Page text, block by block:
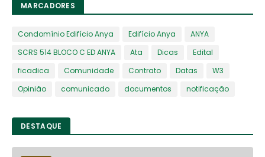
MARCADORES
Condomínio Edifício Anya Edifício Anya
ANYA
SCRS 514 BLOCO C ED ANYA
Ata Dicas
Edital
ficadica
Comunidade Contrato Datas
W3
Opinião
comunicado documentos notificação
DESTAQUE